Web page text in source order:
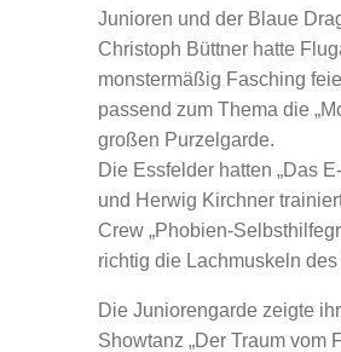
Junioren und der Blaue
Christoph Büttner hatte
monstermäßig Fasching
passend zum Thema die
großen Purzelgarde.
Die Essfelder hatten „Das
und Herwig Kirchner
Crew „Phobien-
richtig die Lachmuskeln
Die Juniorengarde zeigte
Showtanz „Der Traum vom